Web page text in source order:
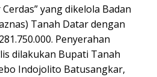
yang dikelola Badan
Tanah Datar dengan
Penyerahan
dilakukan Bupati Tanah
Indojolito Batusangkar,